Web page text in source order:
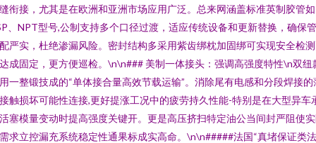
衔接，尤其是在欧洲和亚洲市场应用广泛。总来网涵盖标准英制胶管如
、NPT型号,公制支持多个口径过渡，适应传统设备和更新替换，确保
严实，杜绝渗漏风险。密封结构多采用紫齿绑枕加固绑可实现安全检
成固定，更方便巡检。\n\n### 美制一体接头：强调高强度特性\n双纽
一整锻技成的“单体接合量高效节载运输”。消除尾有电感和分段焊接的
触损坏可能性连接,更好提涨工况中的疲劳持久性能-特别是在大型异车
塞模量变动时提高强度关键开。更是高压挤扫特定油公当间封严阻使
求立控漏充系统稳定性通果标成实高命。\n\n#####法国“真堵保证类